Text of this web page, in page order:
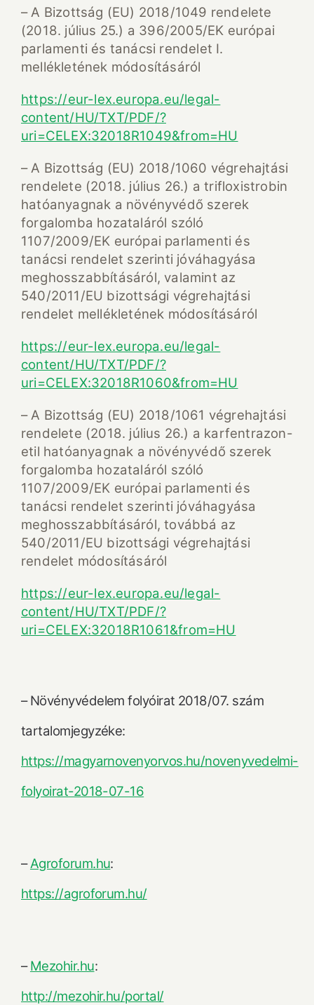
– A Bizottság (EU) 2018/1049 rendelete
(2018. július 25.) a 396/2005/EK európai
parlamenti és tanácsi rendelet I.
mellékletének módosításáról
https://eur-lex.europa.eu/legal-
content/HU/TXT/PDF/?
uri=CELEX:32018R1049&from=HU
– A Bizottság (EU) 2018/1060 végrehajtási
rendelete (2018. július 26.) a trifloxistrobin
hatóanyagnak a növényvédő szerek
forgalomba hozataláról szóló
1107/2009/EK európai parlamenti és
tanácsi rendelet szerinti jóváhagyása
meghosszabbításáról, valamint az
540/2011/EU bizottsági végrehajtási
rendelet mellékletének módosításáról
https://eur-lex.europa.eu/legal-
content/HU/TXT/PDF/?
uri=CELEX:32018R1060&from=HU
– A Bizottság (EU) 2018/1061 végrehajtási
rendelete (2018. július 26.) a karfentrazon-
etil hatóanyagnak a növényvédő szerek
forgalomba hozataláról szóló
1107/2009/EK európai parlamenti és
tanácsi rendelet szerinti jóváhagyása
meghosszabbításáról, továbbá az
540/2011/EU bizottsági végrehajtási
rendelet módosításáról
https://eur-lex.europa.eu/legal-
content/HU/TXT/PDF/?
uri=CELEX:32018R1061&from=HU
– Növényvédelem folyóirat 2018/07. szám
tartalomjegyzéke:
https://magyarnovenyorvos.hu/novenyvedelmi-
folyoirat-2018-07-16
–Agroforum.hu:
https://agroforum.hu/
–Mezohir.hu:
http://mezohir.hu/portal/